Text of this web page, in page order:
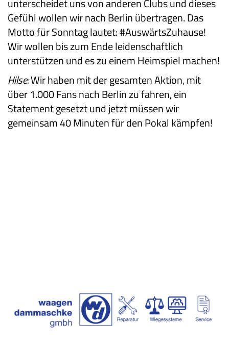
Gefühl wollen wir nach Berlin übertragen. Das
Motto für Sonntag lautet: #AuswärtsZuhause!
Wir wollen bis zum Ende leidenschaftlich
unterstützen und es zu einem Heimspiel machen!
Hilse:Wir haben mit der gesamten Aktion, mit
über 1.000 Fans nach Berlin zu fahren, ein
Statement gesetzt und jetzt müssen wir
gemeinsam 40 Minuten für den Pokal kämpfen!